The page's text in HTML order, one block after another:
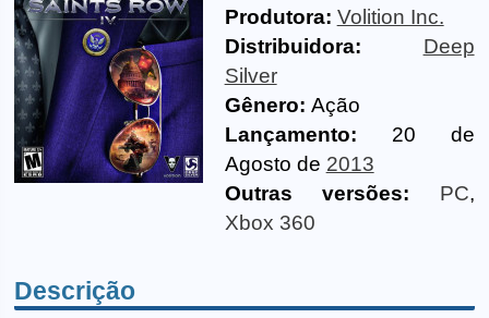
Produtora: Volition Inc.
Distribuidora:
Deep
Silver
Gênero: Ação
Lançamento: 20 de
Agosto de 2013
Outras versões:
PC,
Xbox 360
Descrição